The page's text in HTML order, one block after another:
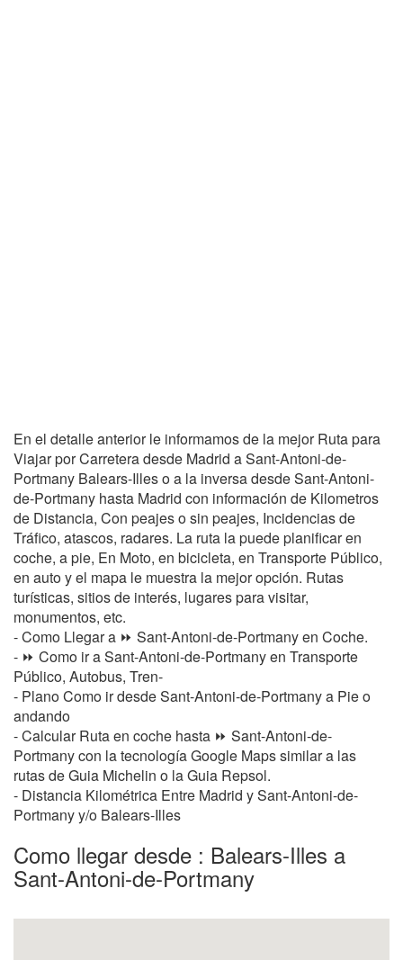
En el detalle anterior le informamos de la mejor Ruta para
Viajar por Carretera desde Madrid a Sant-Antoni-de-
Portmany Balears-Illes o a la inversa desde Sant-Antoni-
de-Portmany hasta Madrid con información de Kilometros
de Distancia, Con peajes o sin peajes, Incidencias de
Tráfico, atascos, radares. La ruta la puede planificar en
coche, a pie, En Moto, en bicicleta, en Transporte Público,
en auto y el mapa le muestra la mejor opción. Rutas
turísticas, sitios de interés, lugares para visitar,
monumentos, etc.
- Como Llegar a ⏩ Sant-Antoni-de-Portmany en Coche.
- ⏩ Como ir a Sant-Antoni-de-Portmany en Transporte
Público, Autobus, Tren-
- Plano Como ir desde Sant-Antoni-de-Portmany a Pie o
andando
- Calcular Ruta en coche hasta ⏩ Sant-Antoni-de-
Portmany con la tecnología Google Maps similar a las
rutas de Guia Michelin o la Guia Repsol.
- Distancia Kilométrica Entre Madrid y Sant-Antoni-de-
Portmany y/o Balears-Illes
Como llegar desde : Balears-Illes a
Sant-Antoni-de-Portmany